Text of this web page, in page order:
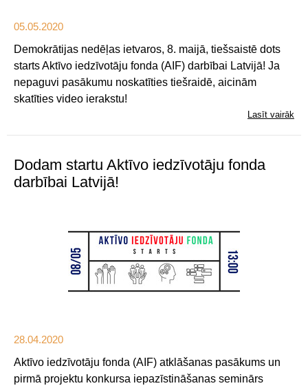
05.05.2020
Demokrātijas nedēļas ietvaros, 8. maijā, tiešsaistē dots
starts Aktīvo iedzīvotāju fonda (AIF) darbībai Latvijā! Ja
nepaguvi pasākumu noskatīties tiešraidē, aicinām
skatīties video ierakstu!
Lasīt vairāk
Dodam startu Aktīvo iedzīvotāju fonda
darbībai Latvijā!
28.04.2020
Aktīvo iedzīvotāju fonda (AIF) atklāšanas pasākums un
pirmā projektu konkursa iepazīstināšanas seminārs